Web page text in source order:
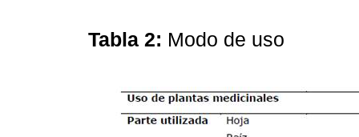
Tabla 2: Modo de uso